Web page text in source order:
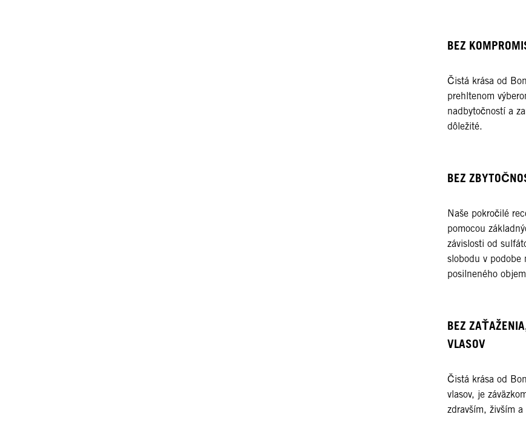
BEZ
Čistá krása od
prehltenom
nadbytočností a
dôležité.​​
BEZ
Naše pokročilé
pomocou
závislosti od
slobodu v podobe
posilneného
BEZ
VLASOV​
Čistá krása od
vlasov, je
zdravším, živším